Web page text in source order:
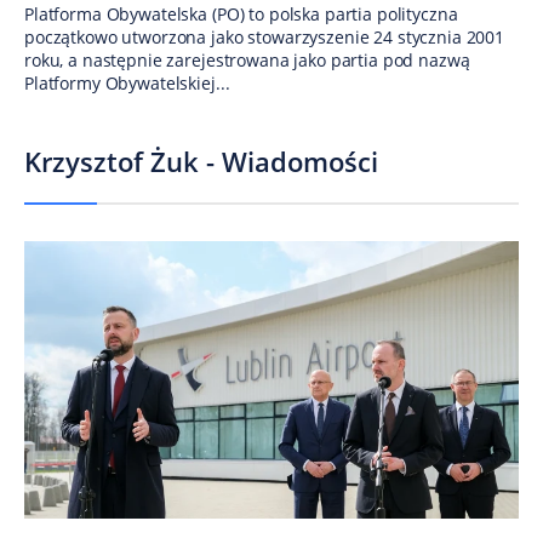
Platforma Obywatelska (PO) to polska partia polityczna
początkowo utworzona jako stowarzyszenie 24 stycznia 2001
roku, a następnie zarejestrowana jako partia pod nazwą
Platformy Obywatelskiej...
Krzysztof Żuk - Wiadomości